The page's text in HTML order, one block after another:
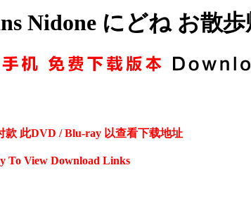
Nidone にどね お散
款 此DVD / Blu-ray 以查看下载地址
To View Download Links